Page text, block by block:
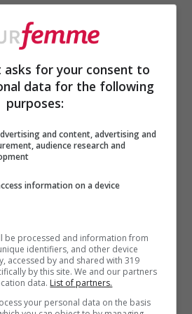
fredda o tiepida
20–30 gradi) e tienila
stessa temperatura
gli shock
specifico per
muovi pochissimo: niente
niente “sfregatina sulle
faresti con il cotone.
for your consent to
data for the following
purposes:
and content, advertising and
audience research and
information on a device
be processed and information from
identifiers, and other device
accessed by and shared with 319
by this site. We and our partners
data. List of partners.
your personal data on the basis